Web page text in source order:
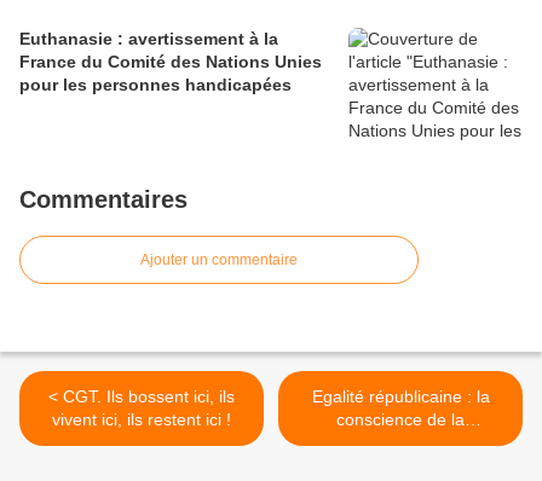
Euthanasie : avertissement à la
France du Comité des Nations Unies
pour les personnes handicapées
Commentaires
Ajouter un commentaire
< CGT. Ils bossent ici, ils
vivent ici, ils restent ici !
Egalité républicaine : la
conscience de la
République vote contre